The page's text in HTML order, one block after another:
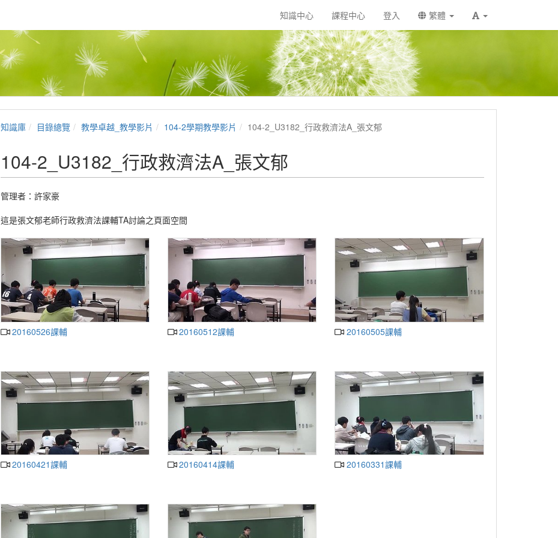
知識中心 課程中心 登入 繁體
知識庫 目錄總覽 教學卓越_教學影片 104-2學期教學影片 104-2_U3182_行政救濟法A_張文郁
104-2_U3182_行政救濟法A_張文郁
管理者： 許家豪
這是張文郁老師行政救濟法課輔TA討論之頁面空間
20160526課輔 20160512課輔 20160505課輔
20160421課輔 20160414課輔 20160331課輔